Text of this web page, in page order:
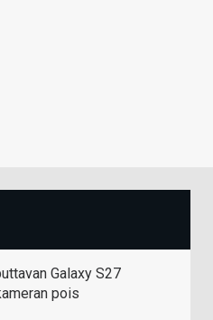
Galaxy S27
pois